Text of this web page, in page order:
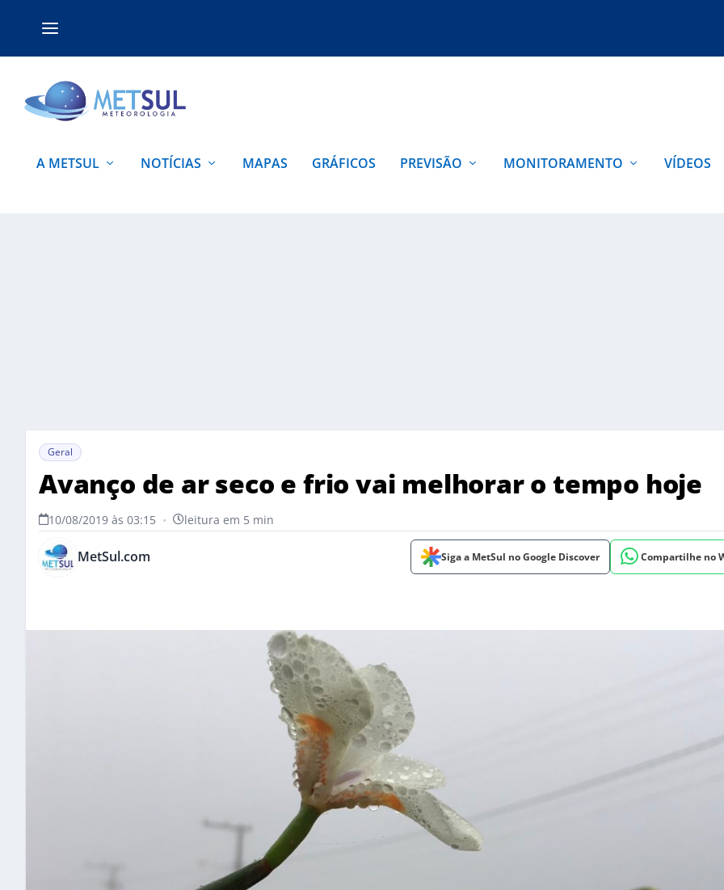
A METSUL NOTÍCIAS MAPAS GRÁFICOS PREVISÃO MONITORAMENTO VÍDEOS
Geral
Avanço de ar seco e frio vai melhorar o tempo hoje
10/08/2019 às 03:15 • leitura em 5 min
MetSul.com Siga a MetSul no Google Discover Compartilhe no